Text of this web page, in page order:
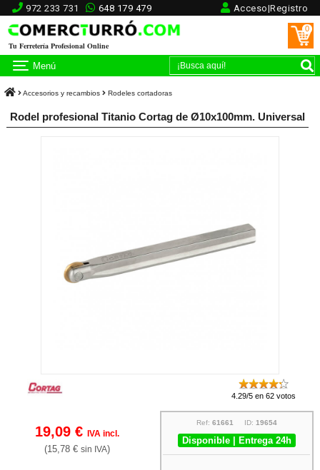
972 233 731 648 179 479 Acceso|Registro
Tu Ferretería Profesional Online
0
Menú
Accesorios y recambios Rodeles cortadoras
Rodel profesional Titanio Cortag de Ø10x100mm. Universal
4.29/5 en 62 votos
19,09 € IVA incl.
(15,78 € sin IVA)
Ref: 61661 ID: 19654
Disponible | Entrega 24h